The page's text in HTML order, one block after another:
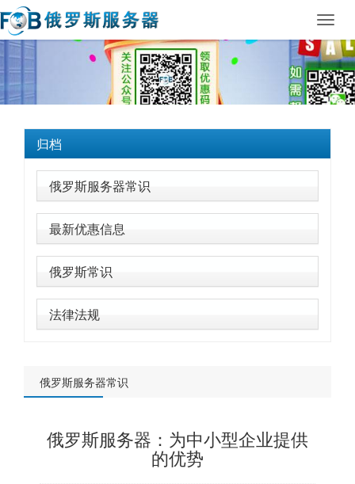
归档
俄罗斯服务器常识
最新优惠信息
俄罗斯常识
法律法规
俄罗斯服务器常识
俄罗斯服务器：为中小型企业提供
的优势